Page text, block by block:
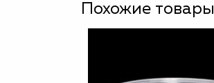
Похожие товары